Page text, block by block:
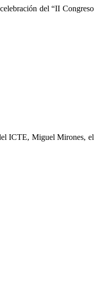
del “II Congreso
ICTE, Miguel Mirones, el